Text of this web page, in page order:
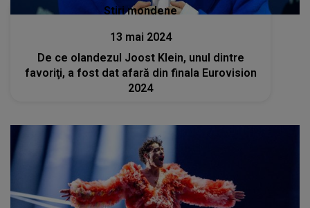
Stiri mondene
13 mai 2024
De ce olandezul Joost Klein, unul dintre
favoriţi, a fost dat afară din finala Eurovision
2024